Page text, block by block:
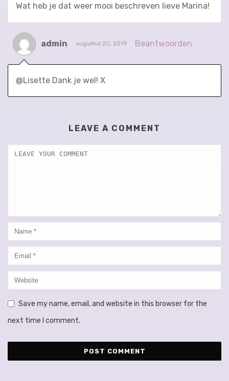
Wat heb je dat weer mooi beschreven lieve Marina!
admin augustus 20, 2019 Beantwoorden
@Lisette Dank je wel! X
LEAVE A COMMENT
Save my name, email, and website in this browser for the
next time I comment.